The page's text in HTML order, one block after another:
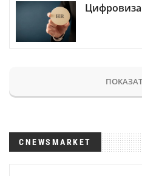
CNEWSMARKET